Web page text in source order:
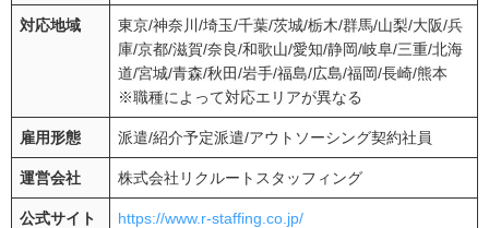
対応地域 東京/神奈川 /埼玉/千葉/茨城/栃木/群馬/山梨/大阪/兵
庫/京都/滋賀/奈良/和歌山/愛知/静岡/岐阜/三重/北海
道/宮城/青森/秋田/岩手/福島/広島/福岡/長崎/熊本
※職種によって対応エリアが異なる
雇用形態 派遣/紹介予定派遣/アウトソーシング契約社員
運営会社 株式会社リクルートスタッフィング
公式サイト https://www.r-staffing.co.jp/